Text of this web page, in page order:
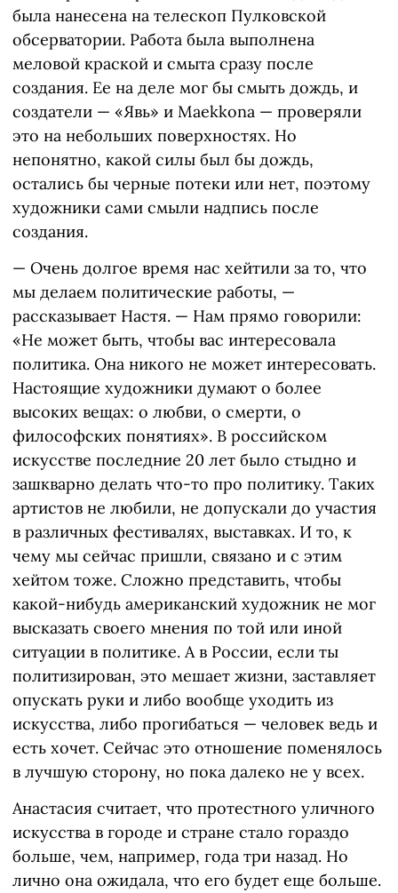
была нанесена на телескоп Пулковской
обсерватории. Работа была выполнена
меловой краской и смыта сразу после
создания. Ее на деле мог бы смыть дождь, и
создатели — «Явь» и Maekkona — проверяли
это на небольших поверхностях. Но
непонятно, какой силы был бы дождь,
остались бы черные потеки или нет, поэтому
художники сами смыли надпись после
создания.
— Очень долгое время нас хейтили за то, что
мы делаем политические работы, —
рассказывает Настя. — Нам прямо говорили:
«Не может быть, чтобы вас интересовала
политика. Она никого не может интересовать.
Настоящие художники думают о более
высоких вещах: о любви, о смерти, о
философских понятиях». В российском
искусстве последние 20 лет было стыдно и
зашкварно делать что-то про политику. Таких
артистов не любили, не допускали до участия
в различных фестивалях, выставках. И то, к
чему мы сейчас пришли, связано и с этим
хейтом тоже. Сложно представить, чтобы
какой-нибудь американский художник не мог
высказать своего мнения по той или иной
ситуации в политике. А в России, если ты
политизирован, это мешает жизни, заставляет
опускать руки и либо вообще уходить из
искусства, либо прогибаться — человек ведь и
есть хочет. Сейчас это отношение поменялось
в лучшую сторону, но пока далеко не у всех.
Анастасия считает, что протестного уличного
искусства в городе и стране стало гораздо
больше, чем, например, года три назад. Но
лично она ожидала, что его будет еще больше.